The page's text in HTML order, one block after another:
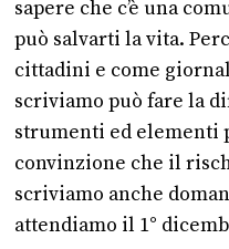
sapere che c’è una
può salvarti la vita.
cittadini e come
scriviamo può fare la
strumenti ed elementi
convinzione che il
scriviamo anche
attendiamo il 1°